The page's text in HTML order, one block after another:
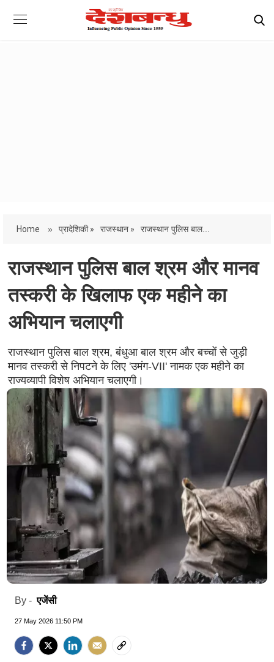
Home » प्रादेशिकी » राजस्थान » राजस्थान पुलिस बाल...
राजस्थान पुलिस बाल श्रम और मानव
तस्करी के खिलाफ एक महीने का
अभियान चलाएगी
राजस्थान पुलिस बाल श्रम, बंधुआ बाल श्रम और बच्चों से जुड़ी
मानव तस्करी से निपटने के लिए 'उमंग-VII' नामक एक महीने का
राज्यव्यापी विशेष अभियान चलाएगी।
By -एजेंसी
27 May 2026 11:50 PM